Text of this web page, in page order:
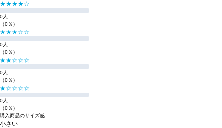
★★★★☆
0人
（0％）
★★★☆☆
0人
（0％）
★★☆☆☆
0人
（0％）
★☆☆☆☆
0人
（0％）
購入商品のサイズ感
小さい